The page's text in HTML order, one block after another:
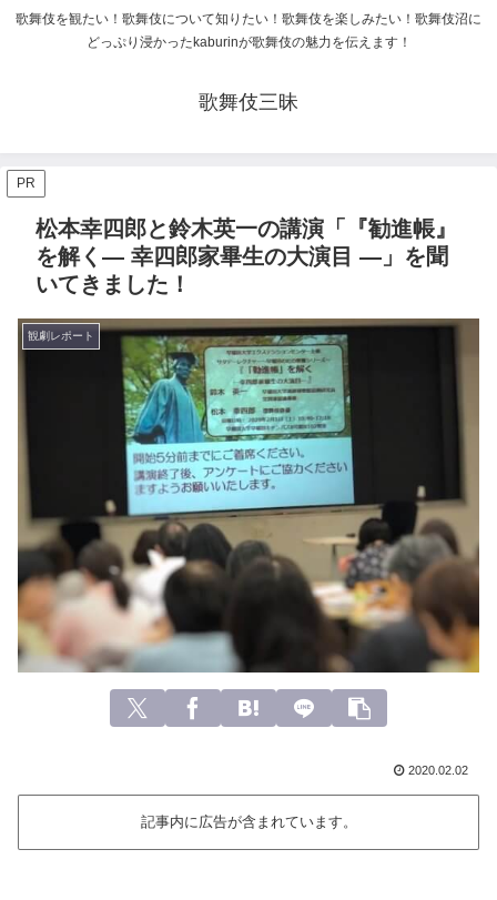
歌舞伎を観たい！歌舞伎について知りたい！歌舞伎を楽しみたい！歌舞伎沼に
どっぷり浸かったkaburinが歌舞伎の魅力を伝えます！
歌舞伎三昧
PR
松本幸四郎と鈴木英一の講演「『勧進帳』
を解く― 幸四郎家畢生の大演目 ―」を聞
いてきました！
観劇レポート
2020.02.02
記事内に広告が含まれています。